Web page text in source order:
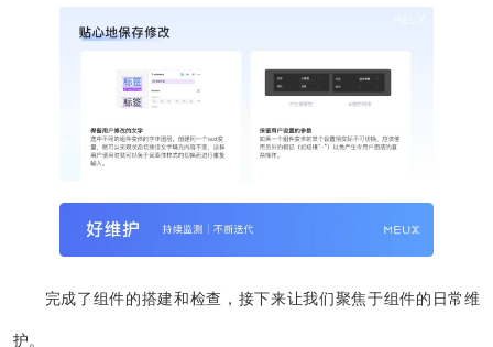
完成了组件的搭建和检查，接下来让我们聚焦于组件的日常维
护。